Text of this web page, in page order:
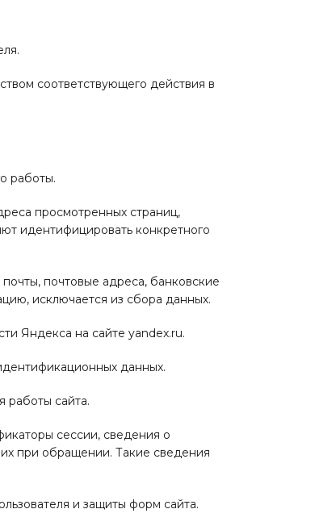
соответствующего действия в
работы.
просмотренных страниц,
идентифицировать конкретного
почтовые адреса, банковские
исключается из сбора данных.
Яндекса на сайте yandex.ru.
данных.
работы сайта.
сессии, сведения о
при обращении. Такие сведения
и защиты форм сайта.